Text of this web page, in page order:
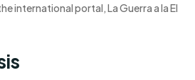
international portal, La Guerra a la El